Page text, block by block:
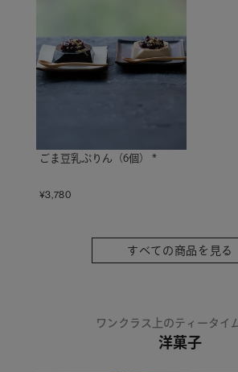
ごま豆乳ぷりん（6個） *
¥3,780
すべての商品を見る
ワンクラス上のティータイ
洋菓子